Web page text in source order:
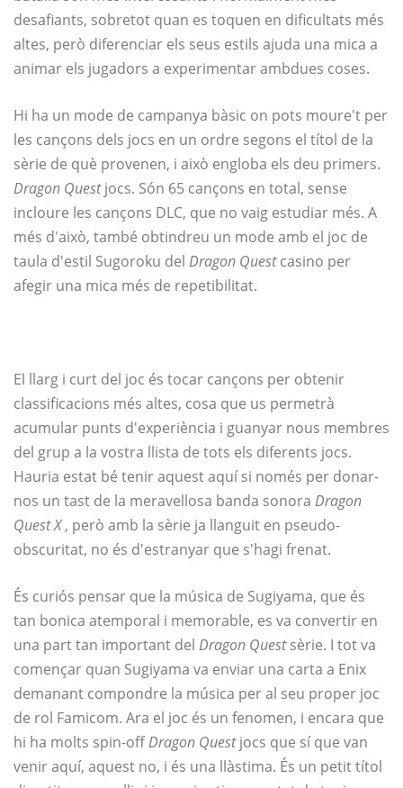
desafiants, sobretot quan es toquen en dificultats més
altes, però diferenciar els seus estils ajuda una mica a
animar els jugadors a experimentar ambdues coses.
Hi ha un mode de campanya bàsic on pots moure't per
les cançons dels jocs en un ordre segons el títol de la
sèrie de què provenen, i això engloba els deu primers.
Dragon Questjocs. Són 65 cançons en total, sense
incloure les cançons DLC, que no vaig estudiar més. A
més d'això, també obtindreu un mode amb el joc de
taula d'estil Sugoroku del Dragon Questcasino per
afegir una mica més de repetibilitat.
El llarg i curt del joc és tocar cançons per obtenir
classificacions més altes, cosa que us permetrà
acumular punts d'experiència i guanyar nous membres
del grup a la vostra llista de tots els diferents jocs.
Hauria estat bé tenir aquest aquí si només per donar-
nos un tast de la meravellosa banda sonora Dragon
Quest X, però amb la sèrie ja llanguit en pseudo-
obscuritat, no és d'estranyar que s'hagi frenat.
És curiós pensar que la música de Sugiyama, que és
tan bonica atemporal i memorable, es va convertir en
una part tan important del Dragon Questsèrie. I tot va
començar quan Sugiyama va enviar una carta a Enix
demanant compondre la música per al seu proper joc
de rol Famicom. Ara el joc és un fenomen, i encara que
hi ha molts spin-offDragon Questjocs que sí que van
venir aquí, aquest no, i és una llàstima. És un petit títol